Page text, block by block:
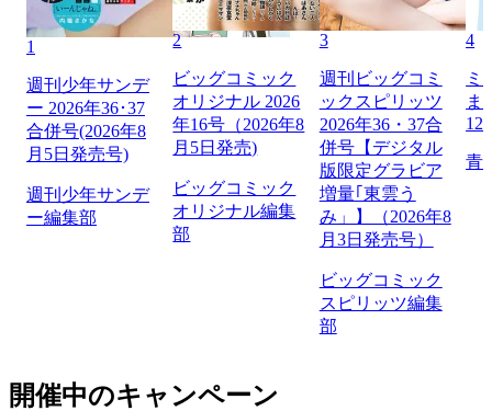
1
週刊少年サンデ
ー 2026年36･37
合併号(2026年8
月5日発売号)
週刊少年サンデ
ー編集部
2
ビッグコミック
オリジナル 2026
年16号（2026年8
月5日発売)
ビッグコミック
オリジナル編集
部
3
週刊ビッグコミ
ックスピリッツ
2026年36・37合
併号【デジタル
版限定グラビア
増量｢東雲う
み」】（2026年8
月3日発売号）
ビッグコミック
スピリッツ編集
部
4
ミ
ま
129
青
開催中のキャンペーン